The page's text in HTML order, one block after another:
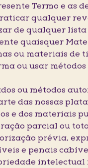
Termo e as
qualquer
de qualquer lista
quaisquer
ou materiais de
ou usar métodos
ou métodos
das nossas
e dos materiais
parcial ou
prévia,
e penais